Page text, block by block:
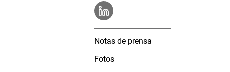
Notas de prensa
Fotos